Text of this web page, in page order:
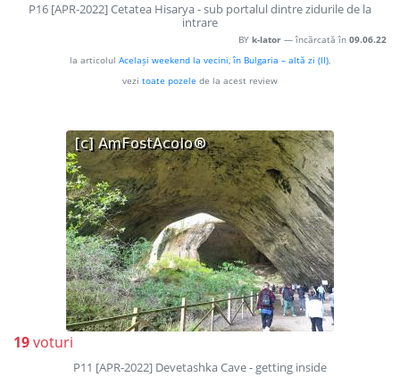
P16 [APR-2022] Cetatea Hisarya - sub portalul dintre zidurile de la
intrare
BY k-lator — încărcată în 09.06.22
la articolul Același weekend la vecini, în Bulgaria – altă zi (II),
vezi toate pozele de la acest review
19voturi
P11 [APR-2022] Devetashka Cave - getting inside